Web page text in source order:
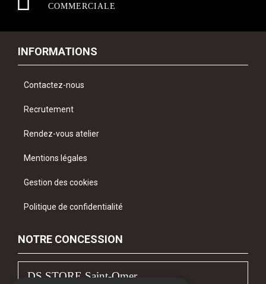
COMMERCIALE
INFORMATIONS
Contactez-nous
Recrutement
Rendez-vous atelier
Mentions légales
Gestion des cookies
Politique de confidentialité
NOTRE CONCESSION
DS STORE Saint-Omer